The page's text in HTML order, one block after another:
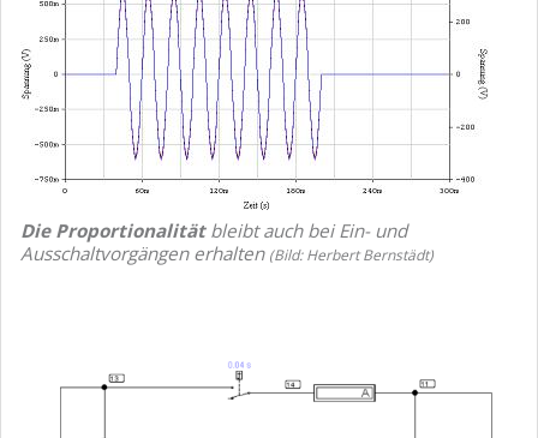
Die Proportionalität bleibt auch bei Ein- und
Ausschaltvorgängen erhalten (Bild: Herbert Bernstädt)